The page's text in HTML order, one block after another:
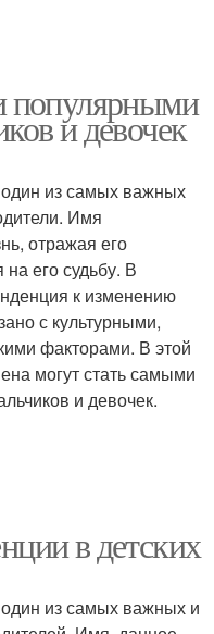
популярными
и девочек
из самых важных
Имя
отражая его
его судьбу. В
к изменению
с культурными,
факторами. В этой
могут стать самыми
и девочек.
в детских
из самых важных и